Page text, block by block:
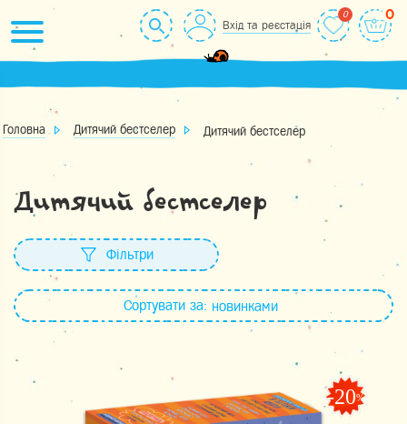
to
content
Вхід та реєстація
0
Головна Дитячий бестселер Дитячий бестселер
Дитячий бестселер
Фільтри
Сортувати за: новинками
-20%